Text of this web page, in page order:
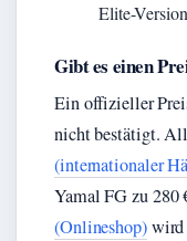
Elite-
Gibt es einen
Ein offizieller
nicht bestätigt.
(internationaler
Yamal FG zu 280
(Onlineshop)wird